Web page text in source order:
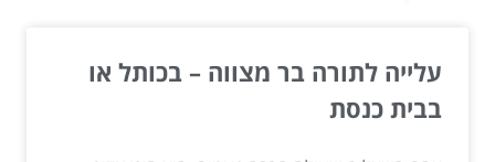
עלייה לתורה בר מצווה – בכותל או
בבית כנסת